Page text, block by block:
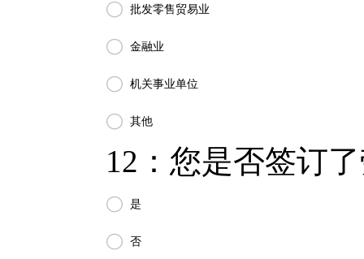
 批发零售贸易业
 金融业
 机关事业单位
 其他
12：您是否签订
 是
 否